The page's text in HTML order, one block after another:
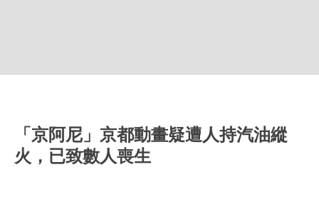
「京阿尼」京都動畫疑遭人持汽油縱
火，已致數人喪生